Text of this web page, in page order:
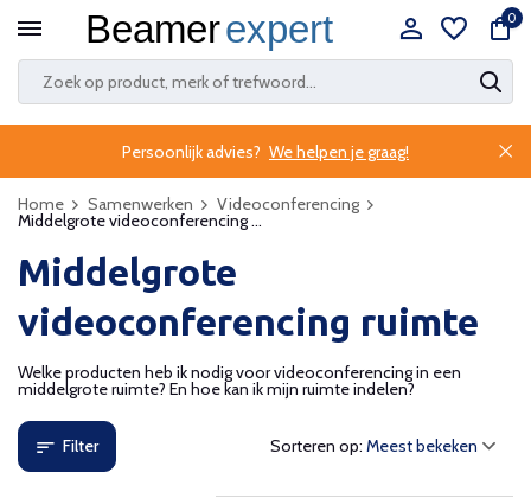
0
Persoonlijk advies? We helpen je graag!
Home Samenwerken Videoconferencing
Middelgrote videoconferencing ...
Middelgrote
videoconferencing ruimte
Welke producten heb ik nodig voor videoconferencing in een
middelgrote ruimte? En hoe kan ik mijn ruimte indelen?
Filter Sorteren op: